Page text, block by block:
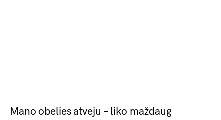
Mano obelies atveju – liko maždaug